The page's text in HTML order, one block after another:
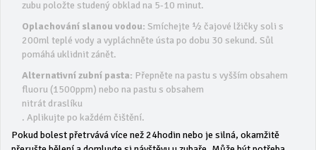
zubu položte studený obklad na 5-10 minut.
Oplachování slanou vodou: Smíchejte ½ čajové lžičky soli s
200ml teplé vody a vypláchněte ústa po dobu 30 sekund. Sůl
pomáhá uklidnit zánět.
Alternativní zubní pasta: Přepněte na pastu s vyšším obsahem
fluoru (1500ppm) nebo na pastu s obsahem
nitrát draslíku
. Aplikujte po každém čištění.
Pokud bolest přetrvává více než 24hodin nebo je silná, okamžitě